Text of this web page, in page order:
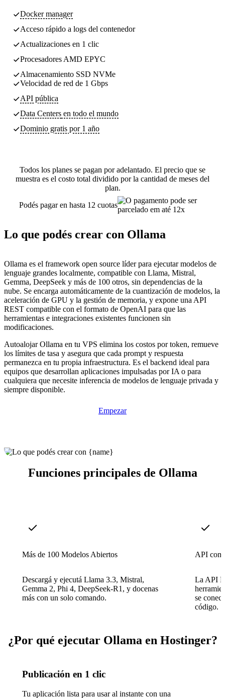
Docker manager
Acceso rápido a logs del contenedor
Actualizaciones en 1 clic
Procesadores AMD EPYC
Almacenamiento SSD NVMe
Velocidad de red de 1 Gbps
API pública
Data Centers en todo el mundo
Dominio gratis por 1 año
Todos los planes se pagan por adelantado. El precio que se
muestra es el costo total dividido por la cantidad de meses del
plan.
Podés pagar en hasta 12 cuotas
Lo que podés crear con Ollama
Ollama es el framework open source líder para ejecutar modelos de
lenguaje grandes localmente, compatible con Llama, Mistral,
Gemma, DeepSeek y más de 100 otros, sin dependencias de la
nube. Se encarga automáticamente de la cuantización de modelos, la
aceleración de GPU y la gestión de memoria, y expone una API
REST compatible con el formato de OpenAI para que las
herramientas e integraciones existentes funcionen sin
modificaciones.
Autoalojar Ollama en tu VPS elimina los costos por token, remueve
los límites de tasa y asegura que cada prompt y respuesta
permanezca en tu propia infraestructura. Es el backend ideal para
equipos que desarrollan aplicaciones impulsadas por IA o para
cualquiera que necesite inferencia de modelos de lenguaje privada y
siempre disponible.
Empezar
Funciones principales de Ollama
Más de 100 Modelos Abiertos
Descargá y ejecutá Llama 3.3, Mistral,
Gemma 2, Phi 4, DeepSeek-R1, y docenas
más con un solo comando.
API
La API
se
código.
¿Por qué ejecutar Ollama en Hostinger?
Publicación en 1 clic
Tu aplicación lista para usar al instante con una